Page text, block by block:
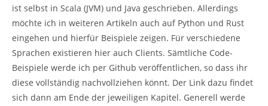
ist selbst in Scala (JVM) und Java geschrieben. Allerdings
möchte ich in weiteren Artikeln auch auf Python und Rust
eingehen und hierfür Beispiele zeigen. Für verschiedene
Sprachen existieren hier auch Clients. Sämtliche Code-
Beispiele werde ich per Github veröffentlichen, so dass ihr
diese vollständig nachvollziehen könnt. Der Link dazu findet
sich dann am Ende der jeweiligen Kapitel. Generell werde